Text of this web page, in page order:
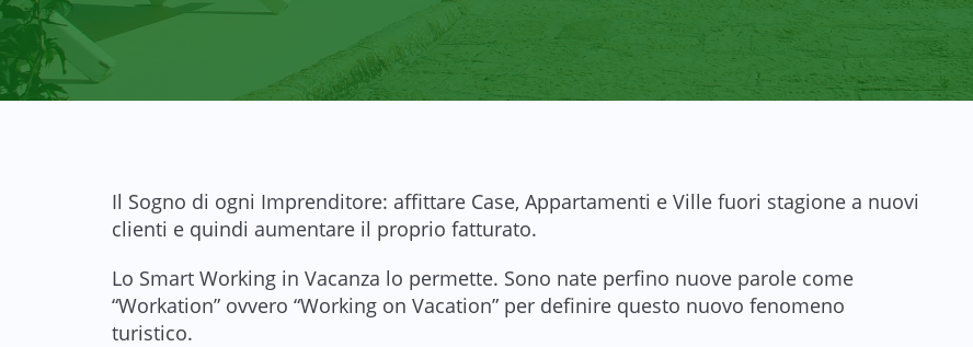
Il Sogno di ogni Imprenditore: affittare Case, Appartamenti e Ville fuori stagione a nuovi
clienti e quindi aumentare il proprio fatturato.
Lo Smart Working in Vacanza lo permette. Sono nate perfino nuove parole come
“Workation” ovvero “Working on Vacation” per definire questo nuovo fenomeno
turistico.